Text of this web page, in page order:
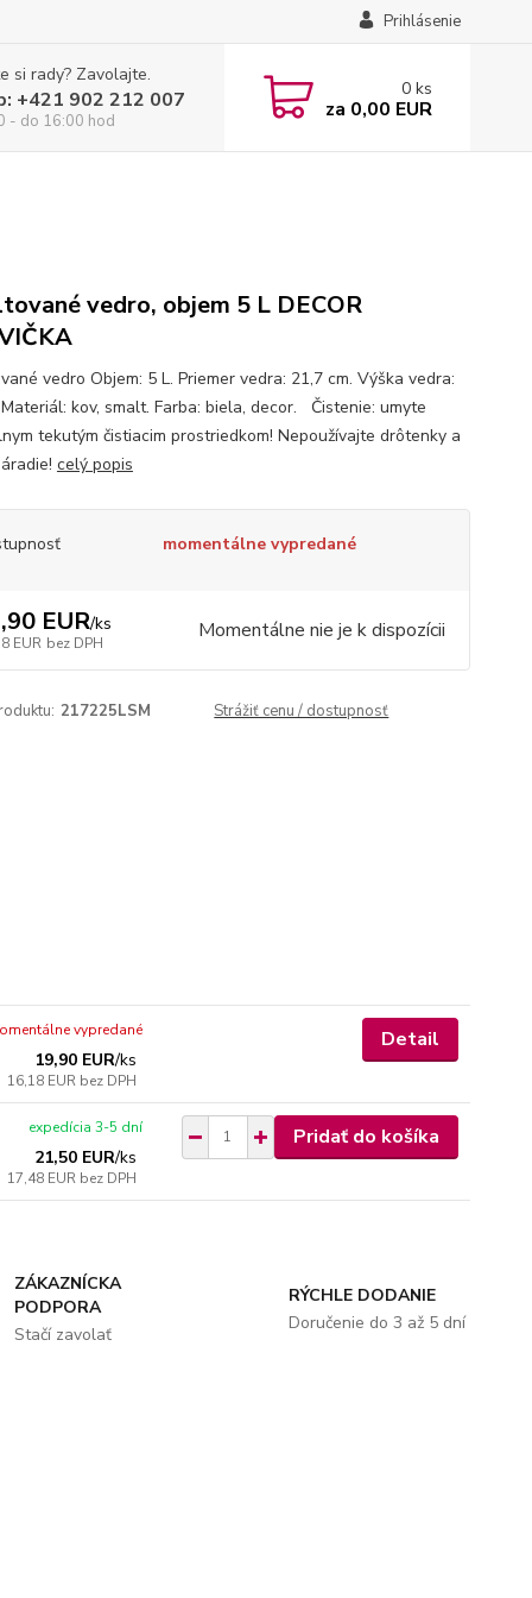
Prihlásenie
si rady? Zavolajte.
+421 902 212 007
- do 16:00 hod
0 ks
za 0,00 EUR
vedro, objem 5 L DECOR
vedro Objem: 5 L. Priemer vedra: 21,7 cm. Výška vedra:
kov, smalt. Farba: biela, decor. Čistenie: umyte
tekutým čistiacim prostriedkom! Nepoužívajte drôtenky a
celý popis
momentálne vypredané
EUR/ks
EUR bez DPH Momentálne nie je k dispozícii
217225LSM Strážiť cenu / dostupnosť
19,90 EUR/ks
16,18 EUR bez DPH
vypredané Detail
21,50 EUR/ks
17,48 EUR bez DPH
expedícia 3-5 dní Pridať do košíka
ZÁKAZNÍCKA
PODPORA
Stačí zavolať
RÝCHLE DODANIE
Doručenie do 3 až 5 dní